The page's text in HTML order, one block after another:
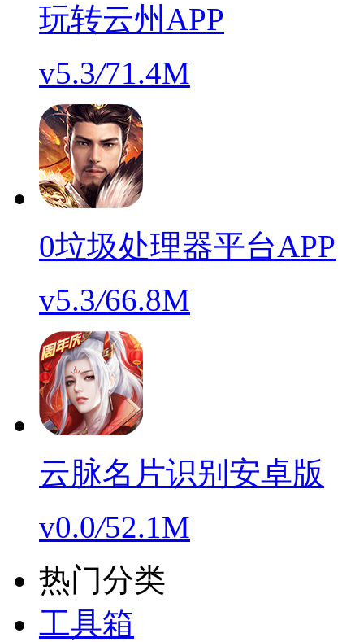
玩转云州APP
v5.3/71.4M
0垃圾处理器平台APP
v5.3/66.8M
云脉名片识别安卓版
v0.0/52.1M
热门分类
工具箱